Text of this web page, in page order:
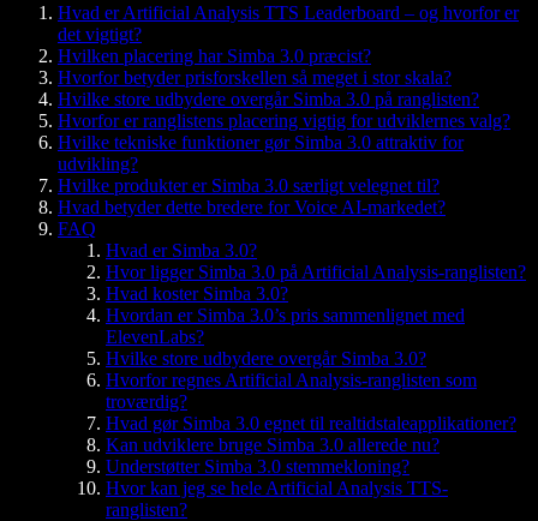
Hvad er Artificial Analysis TTS Leaderboard – og hvorfor er
det vigtigt?
Hvilken placering har Simba 3.0 præcist?
Hvorfor betyder prisforskellen så meget i stor skala?
Hvilke store udbydere overgår Simba 3.0 på ranglisten?
Hvorfor er ranglistens placering vigtig for udviklernes valg?
Hvilke tekniske funktioner gør Simba 3.0 attraktiv for
udvikling?
Hvilke produkter er Simba 3.0 særligt velegnet til?
Hvad betyder dette bredere for Voice AI-markedet?
FAQ
Hvad er Simba 3.0?
Hvor ligger Simba 3.0 på Artificial Analysis-ranglisten?
Hvad koster Simba 3.0?
Hvordan er Simba 3.0’s pris sammenlignet med
ElevenLabs?
Hvilke store udbydere overgår Simba 3.0?
Hvorfor regnes Artificial Analysis-ranglisten som
troværdig?
Hvad gør Simba 3.0 egnet til realtidstaleapplikationer?
Kan udviklere bruge Simba 3.0 allerede nu?
Understøtter Simba 3.0 stemmekloning?
Hvor kan jeg se hele Artificial Analysis TTS-
ranglisten?